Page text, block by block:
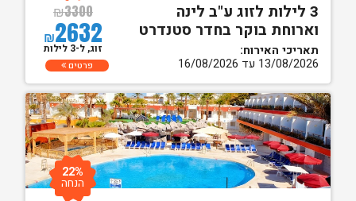
3 לילות לזוג ע"ב לינה
וארוחת בוקר בחדר סטנדרט
תאריכי האירוח:
13/08/2026 עד 16/08/2026
₪3300
₪2632
זוג, ל-3 לילות
פרטים
22%
הנחה